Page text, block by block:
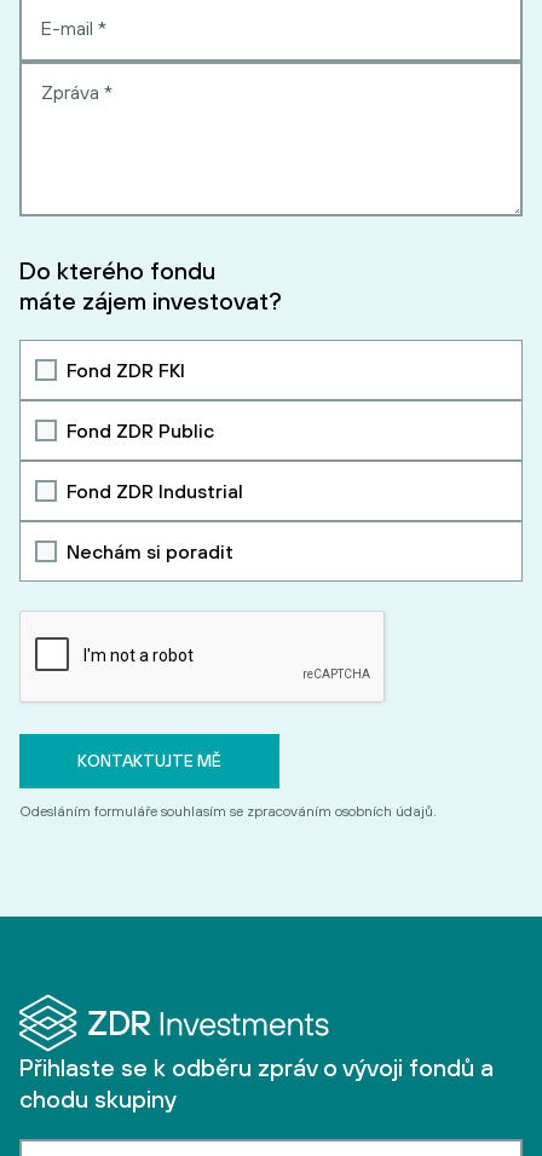
Do kterého fondu
máte zájem investovat?
Fond ZDR FKI
Fond ZDR Public
Fond ZDR Industrial
Nechám si poradit
Odesláním formuláře souhlasím se zpracováním osobních údajů.
Přihlaste se k odběru zpráv o vývoji fondů a
chodu skupiny